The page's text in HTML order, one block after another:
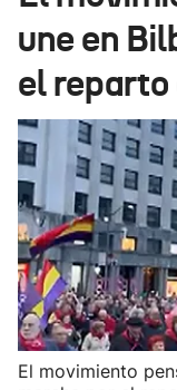
une en
el reparto
El movimiento